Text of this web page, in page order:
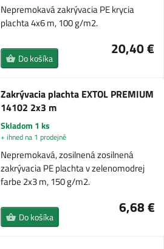
Nepremokavá zakrývacia PE krycia
plachta 4x6 m, 100 g/m2.
20,40 €
Do košíka
Zakrývacia plachta EXTOL PREMIUM
14102 2x3 m
Skladom 1 ks
+ ihned na 1 prodejně
Nepremokavá, zosilnená zosilnená
zakrývacia PE plachta v zelenomodrej
farbe 2x3 m, 150 g/m2.
6,68 €
Do košíka